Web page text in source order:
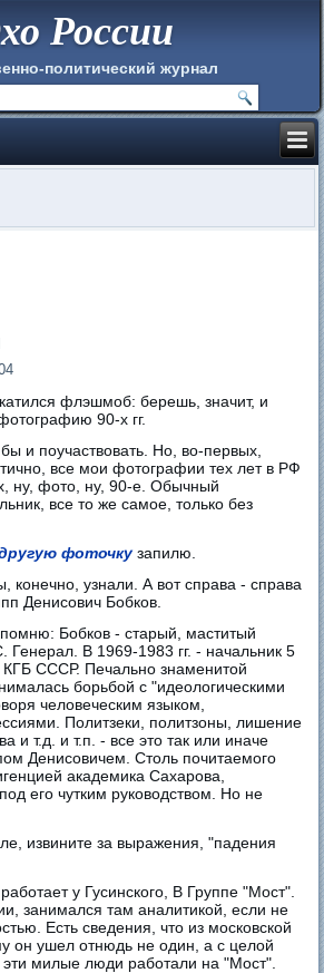
России
политический журнал
флэшмоб: берешь, значит, и
90-х гг.
и поучаствовать. Но, во-первых,
все мои фотографии тех лет в РФ
ну, фото, ну, 90-е. Обычный
все то же самое, только без
фоточкузапилю.
конечно, узнали. А вот справа - справа
Денисович Бобков.
Бобков - старый, маститый
Генерал. В 1969-1983 гг. - начальник 5
КГБ СССР. Печально знаменитой
борьбой с "идеологическими
человеческим языком,
Политзеки, политзоны, лишение
и т.д. и т.п. - все это так или иначе
Денисовичем. Столь почитаемого
академика Сахарова,
его чутким руководством. Но не
извините за выражения, "падения
у Гусинского, В Группе "Мост".
занимался там аналитикой, если не
Есть сведения, что из московской
он ушел отнюдь не один, а с целой
милые люди работали на "Мост".